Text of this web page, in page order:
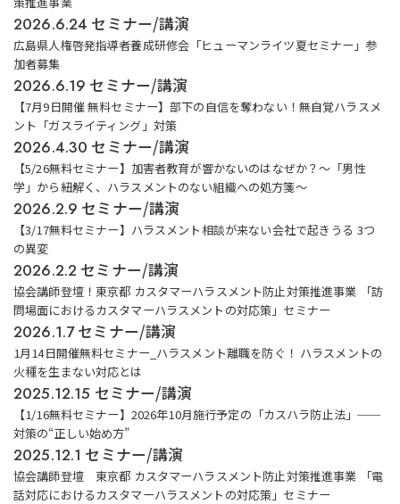
2026.6.24 セミナー/講演
広島県人権啓発指導者養成研修会「ヒューマンライツ夏セミナー」参
加者募集
2026.6.19 セミナー/講演
【7月9日開催 無料セミナー】部下の自信を奪わない！無自覚ハラスメ
ント「ガスライティング」対策
2026.4.30 セミナー/講演
【5/26無料セミナー】加害者教育が響かないのはなぜか？〜「男性
学」から紐解く、ハラスメントのない組織への処方箋〜
2026.2.9 セミナー/講演
【3/17無料セミナー】ハラスメント相談が来ない会社で起きうる 3つ
の異変
2026.2.2 セミナー/講演
協会講師登壇！東京都 カスタマーハラスメント防止対策推進事業 「訪
問場面におけるカスタマーハラスメントの対応策」セミナー
2026.1.7 セミナー/講演
1月14日開催無料セミナー_ハラスメント離職を防ぐ！ ハラスメントの
火種を生まない対応とは
2025.12.15 セミナー/講演
【1/16無料セミナー】2026年10月施行予定の「カスハラ防止法」──
対策の“正しい始め方”
2025.12.1 セミナー/講演
協会講師登壇 東京都 カスタマーハラスメント防止対策推進事業 「電
話対応におけるカスタマーハラスメントの対応策」セミナー